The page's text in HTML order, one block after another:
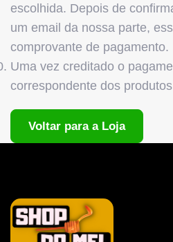
escolhida. Depois de
um email da nossa parte,
comprovante de pagamento.
Uma vez creditado o
correspondente dos
Voltar para a Loja